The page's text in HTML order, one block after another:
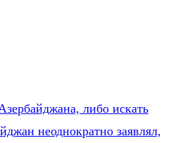
либо искать
неоднократно заявлял,